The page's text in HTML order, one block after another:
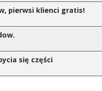
pierwsi klienci gratis!
się części